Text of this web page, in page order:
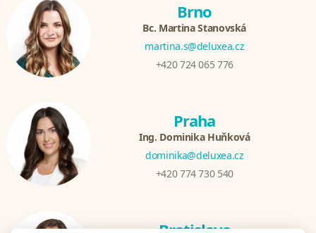
Brno
Bc. Martina Stanovská
martina.s@deluxea.cz
+420 724 065 776
Praha
Ing. Dominika Huňková
dominika@deluxea.cz
+420 774 730 540